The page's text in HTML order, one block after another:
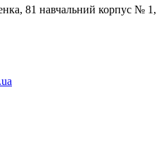
81 навчальний корпус № 1,